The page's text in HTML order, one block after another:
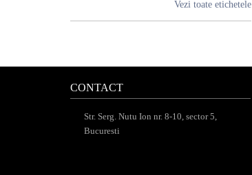
Vezi toate etichetele
CONTACT
Str. Serg. Nutu Ion nr. 8-10, sector 5,
Bucuresti